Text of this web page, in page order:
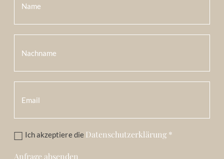
Ich akzeptiere die Datenschutzerklärung *
Anfrage absenden